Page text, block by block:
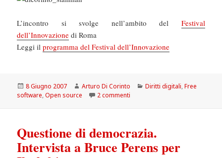
L’incontro si svolge nell’ambito del Festival
dell’Innovazione di Roma
Leggi ilprogramma del Festival dell’Innovazione
Scritto
il
8 Giugno 2007 Autore
Arturo Di Corinto Categorie
Diritti digitali,Free
software,Open source 2 commenti
Questione di democrazia.
Intervista a Bruce Perens per